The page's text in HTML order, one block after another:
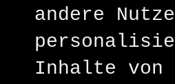
andere
Inhalte von